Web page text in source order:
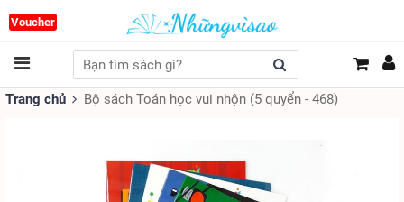
Voucher
Trang chủ Bộ sách Toán học vui nhộn (5 quyển - 468)